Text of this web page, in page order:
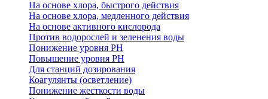
На основе хлора, быстрого действия
На основе хлора, медленного действия
На основе активного кислорода
Против водорослей и зеленения воды
Понижение уровня РН
Повышение уровня РН
Для станций дозирования
Коагулянты (осветление)
Понижение жесткости воды